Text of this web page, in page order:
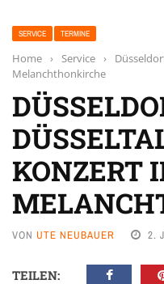
SERVICE TERMINE
Home › Service ›
Melanchthonkirche
KONZERT
VON UTE NEUBAUER 2.
TEILEN: